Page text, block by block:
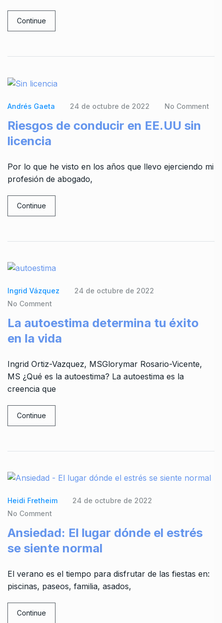
Continue
Andrés Gaeta 24 de octubre de 2022 No Comment
Riesgos de conducir en EE.UU sin
licencia
Por lo que he visto en los años que llevo ejerciendo mi
profesión de abogado,
Continue
Ingrid Vázquez
24 de octubre de 2022
No Comment
La autoestima determina tu éxito
en la vida
Ingrid Ortiz-Vazquez, MSGlorymar Rosario-Vicente,
MS ¿Qué es la autoestima? La autoestima es la
creencia que
Continue
Heidi Fretheim
24 de octubre de 2022
No Comment
Ansiedad: El lugar dónde el estrés
se siente normal
El verano es el tiempo para disfrutar de las fiestas en:
piscinas, paseos, familia, asados,
Continue